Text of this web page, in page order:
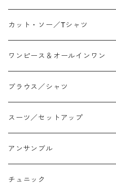
ワイド
スリム/スキニー
ジョガー
イージーパンツ/履き込み
コクーン/バレル/カーブ
ストレート
ストレート/タイト
フレア
アシンメトリー/切り替え
プリント柄
チェック
リバーシブル
カット・ソー／Tシャツ
Tシャツ
ロンtee
ノースリーブ
ワンピース＆オールインワン
ワンピース
ジャンスカ
サロペット オールインワン
ブラウス／シャツ
スーツ／セットアップ
アンサンブル
チュニック